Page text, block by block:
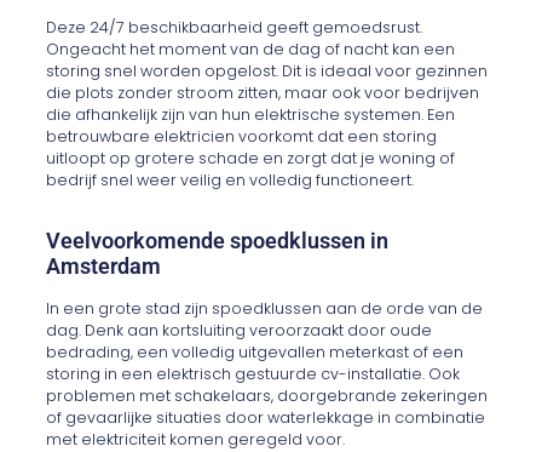
Deze 24/7 beschikbaarheid geeft gemoedsrust.
Ongeacht het moment van de dag of nacht kan een
storing snel worden opgelost. Dit is ideaal voor gezinnen
die plots zonder stroom zitten, maar ook voor bedrijven
die afhankelijk zijn van hun elektrische systemen. Een
betrouwbare elektricien voorkomt dat een storing
uitloopt op grotere schade en zorgt dat je woning of
bedrijf snel weer veilig en volledig functioneert.
Veelvoorkomende spoedklussen in
Amsterdam
In een grote stad zijn spoedklussen aan de orde van de
dag. Denk aan kortsluiting veroorzaakt door oude
bedrading, een volledig uitgevallen meterkast of een
storing in een elektrisch gestuurde cv-installatie. Ook
problemen met schakelaars, doorgebrande zekeringen
of gevaarlijke situaties door waterlekkage in combinatie
met elektriciteit komen geregeld voor.